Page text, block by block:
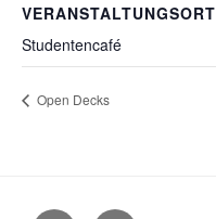
VERANSTALTUNGSORT
Studentencafé
Open Decks